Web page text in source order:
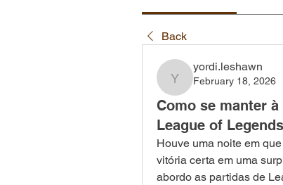
Back
yordi.leshawn
yordi.leshawn
February 18, 2026
Como se manter
League of Legends
Houve uma noite em
vitória certa em uma
abordo as partidas de